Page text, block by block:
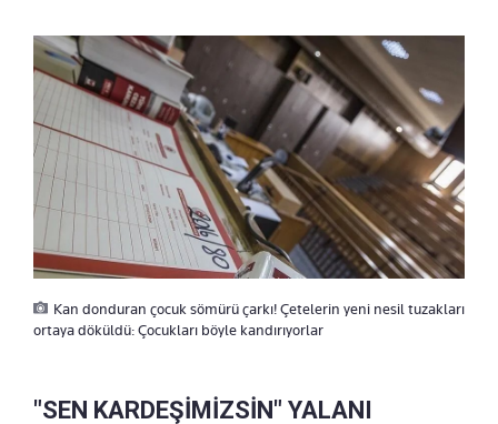
Kan donduran çocuk sömürü çarkı! Çetelerin yeni nesil tuzakları
ortaya döküldü: Çocukları böyle kandırıyorlar
"SEN KARDEŞİMİZSİN" YALANI